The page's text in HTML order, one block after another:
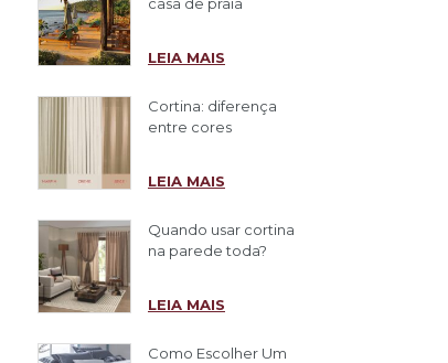
LEIA MAIS
Cortina: diferença
entre cores
LEIA MAIS
Quando usar cortina
na parede toda?
LEIA MAIS
Como Escolher Um